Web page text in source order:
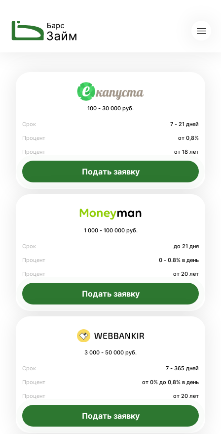
100 - 30 000 руб.
Срок
7 - 21 дней
Процент
от 0,8%
Процент
от 18 лет
Подать заявку
1 000 - 100 000 руб.
Срок
до 21 дня
Процент
0 - 0.8% в день
Процент
от 20 лет
Подать заявку
3 000 - 50 000 руб.
Срок
7 - 365 дней
Процент
от 0% до 0,8% в день
Процент
от 20 лет
Подать заявку